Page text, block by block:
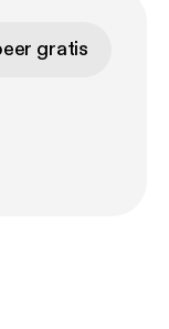
gratis